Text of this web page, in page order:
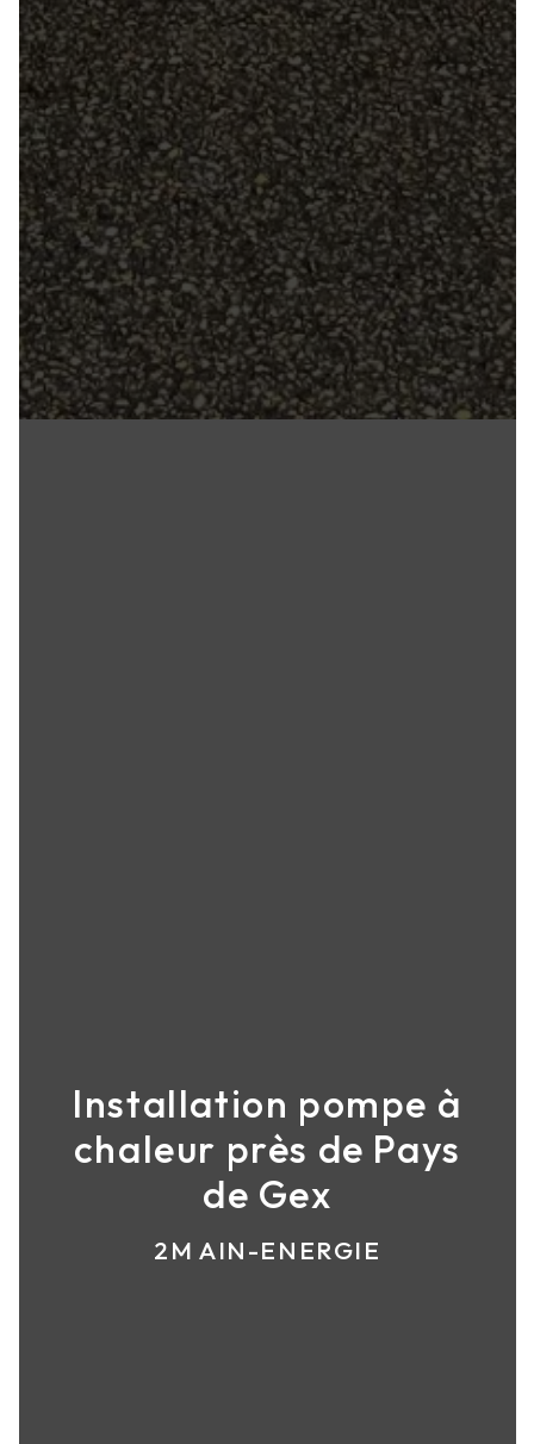
Installation pompe à
chaleur près de Pays
de Gex
2M AIN-ENERGIE